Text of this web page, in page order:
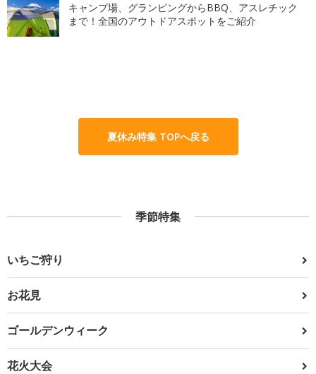
キャンプ場、グランピングからBBQ、アスレチック
まで！全国のアウトドアスポットをご紹介
夏休み特集 TOPへ戻る
季節特集
いちご狩り
お花見
ゴールデンウィーク
花火大会